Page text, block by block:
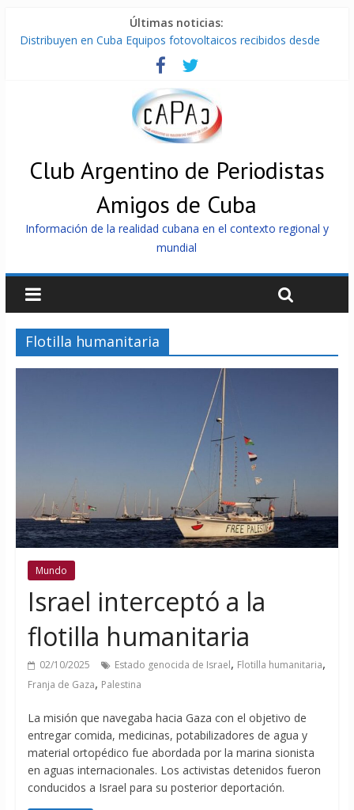
Últimas noticias:
Distribuyen en Cuba Equipos fotovoltaicos recibidos desde
La ONU condena medidas de EE.UU contra Cuba
Cuba alerta sobre doctrina militar de dominación de EEUU
Nuevas sanciones de EEUU contra Cuba apuntan a la
cooperación militar con Rusia y China
Brutal represión contra los que marchan para que no se
venda la patria
Club Argentino de Periodistas
Amigos de Cuba
Información de la realidad cubana en el contexto regional y
mundial
Flotilla humanitaria
Mundo
Israel interceptó a la
flotilla humanitaria
02/10/2025 Estado genocida de Israel, Flotilla humanitaria,
Franja de Gaza, Palestina
La misión que navegaba hacia Gaza con el objetivo de
entregar comida, medicinas, potabilizadores de agua y
material ortopédico fue abordada por la marina sionista
en aguas internacionales. Los activistas detenidos fueron
conducidos a Israel para su posterior deportación.